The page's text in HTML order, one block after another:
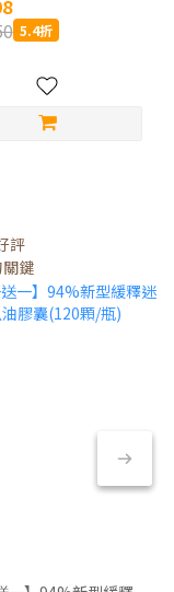
5.4折
評
鍵